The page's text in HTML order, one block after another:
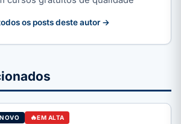
os posts deste autor →
NOVO EM ALTA